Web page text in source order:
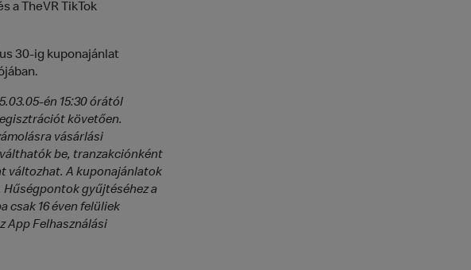
a TheVR TikTok
30-ig kuponajánlat
én 15:30 órától
követően.
vásárlási
be, tranzakciónként
változhat. A kuponajánlatok
gyűjtéséhez a
csak 16 éven felüliek
App Felhasználási